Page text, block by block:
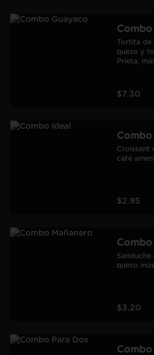
Combo
Tortita de
queso y
Prieta,
$7.30
Combo
Croissant
café
$2.95
Combo
queso
$3.20
Combo